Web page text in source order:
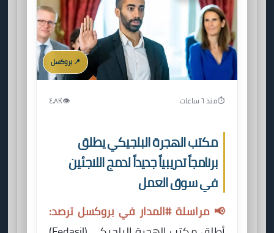
📍 بروكسل
⏱️منذ ٦ ساعات 👁️٤٫٨K
مكتب الهجرة البلجيكي يطلق
برنامجاً تدريبياً جديداً لدمج اللاجئين
في سوق العمل
📢 مراسلة #المدار في بروكسل ترصد: